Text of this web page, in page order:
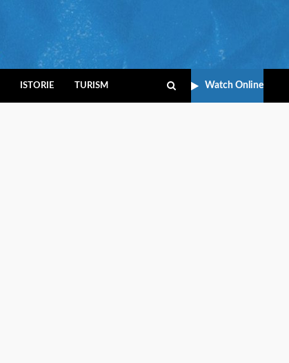
ISTORIE TURISM Watch Online